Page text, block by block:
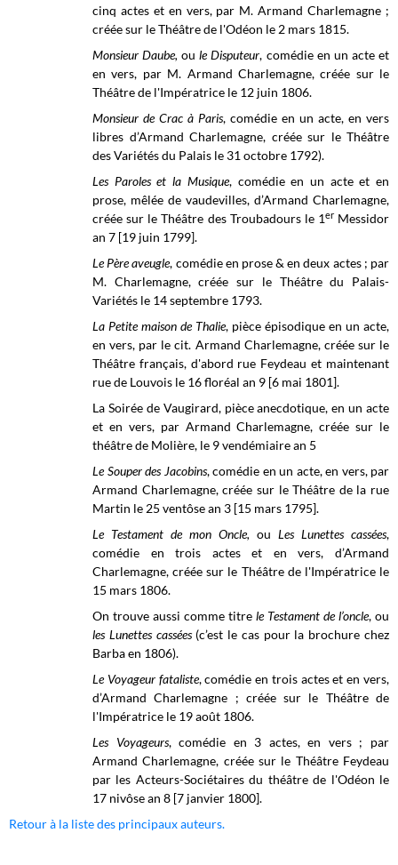
cinq actes et en vers, par M. Armand Charlemagne ;
créée sur le Théâtre de l'Odéon le 2 mars 1815.
Monsieur Daube,ou le Disputeur, comédie en un acte et
en vers, par M. Armand Charlemagne, créée sur le
Théâtre de l'Impératrice le 12 juin 1806.
Monsieur de Crac à Paris, comédie en un acte, en vers
libres d’Armand Charlemagne, créée sur le Théâtre
desVariétés du Palais le 31 octobre 1792).
Les Paroles et la Musique, comédie en un acte et en
prose, mêlée de vaudevilles, d’Armand Charlemagne,
créée sur le Théâtre des Troubadours le 1erMessidor
an 7 [19 juin 1799].
Le Père aveugle, comédie en prose & en deux actes ; par
M. Charlemagne, créée sur le Théâtre du Palais-
Variétés le 14 septembre 1793.
La Petite maison de Thalie, pièce épisodique en un acte,
en vers, par le cit. Armand Charlemagne, créée sur le
Théâtre français, d'abord rue Feydeau et maintenant
rue de Louvois le 16 floréal an 9 [6 mai 1801].
La Soirée de Vaugirard, pièce anecdotique, en un acte
et en vers, par Armand Charlemagne, créée sur le
théâtre de Molière, le 9 vendémiaire an 5
Le Souper des Jacobins, comédie en un acte, en vers, par
Armand Charlemagne, créée sur le Théâtre de la rue
Martin le 25 ventôse an 3 [15 mars 1795].
Le Testament de mon Oncle, ou Les Lunettes cassées,
comédie en trois actes et en vers, d’Armand
Charlemagne, créée sur le Théâtre de l'Impératrice le
15 mars 1806.
On trouve aussi comme titre le Testament de l’oncle, ou
les Lunettes cassées(c’est le cas pour la brochure chez
Barba en 1806).
Le Voyageur fataliste, comédie en trois actes et en vers,
d’Armand Charlemagne ; créée sur le Théâtre de
l'Impératrice le 19 août 1806.
Les Voyageurs, comédie en 3 actes, en vers ; par
Armand Charlemagne, créée sur le Théâtre Feydeau
par les Acteurs-Sociétaires du théâtre de l'Odéon le
17 nivôse an 8 [7 janvier 1800].
Retour à la liste des principaux auteurs.